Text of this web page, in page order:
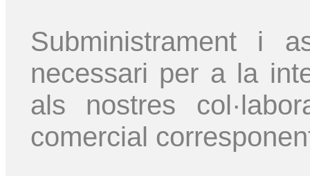
Subministrament i
necessari per a la
als nostres
comercial